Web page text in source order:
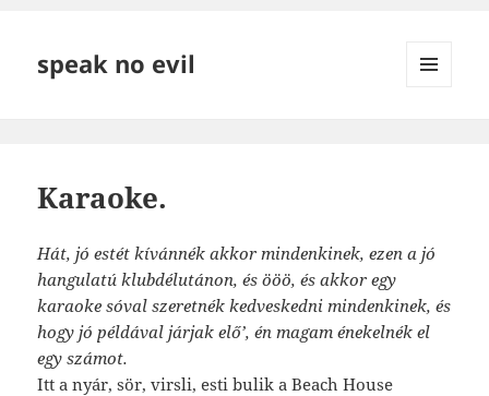
speak no evil
Karaoke.
Hát, jó estét kívánnék akkor mindenkinek, ezen a jó
hangulatú klubdélutánon, és ööö, és akkor egy
karaoke sóval szeretnék kedveskedni mindenkinek, és
hogy jó példával járjak elő’, én magam énekelnék el
egy számot.
Itt a nyár, sör, virsli, esti bulik a Beach House